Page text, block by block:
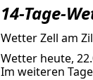
14-Tage-
Wetter Zell am
Wetter heute,
Im weiteren